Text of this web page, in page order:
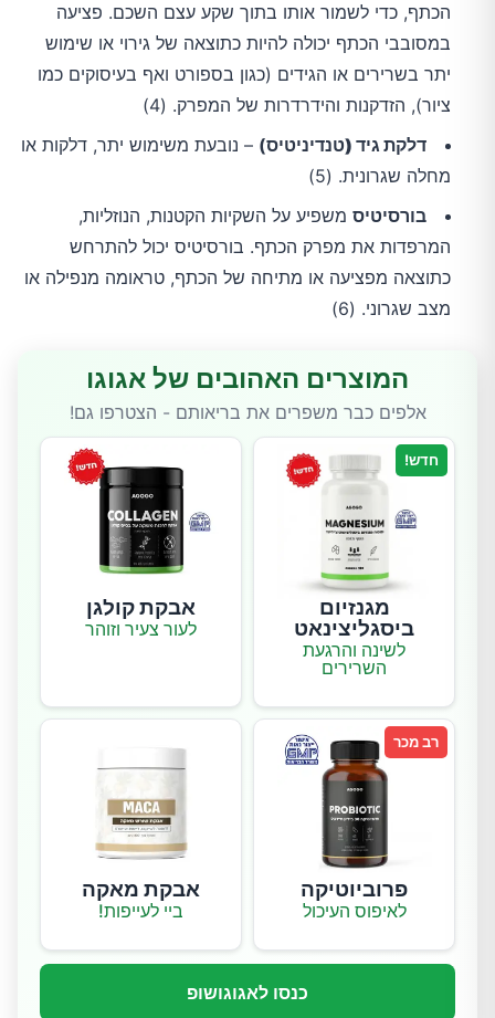
הכתף, כדי לשמור אותו בתוך שקע עצם השכם. פציעה
במסובבי הכתף יכולה להיות כתוצאה של גירוי או שימוש
יתר בשרירים או הגידים (כגון בספורט ואף בעיסוקים כמו
ציור), הזדקנות והידרדרות של המפרק. (4)
דלקת גיד (טנדיניטיס) – נובעת משימוש יתר, דלקות או
מחלה שגרונית. (5)
בורסיטיס משפיע על השקיות הקטנות, הנוזליות,
המרפדות את מפרק הכתף. בורסיטיס יכול להתרחש
כתוצאה מפציעה או מתיחה של הכתף, טראומה מנפילה או
מצב שגרוני. (6)
המוצרים האהובים של אגוגו
אלפים כבר משפרים את בריאותם - הצטרפו גם!
חדש!
מגנזיום
ביסגליצינאט
לשינה והרגעת
השרירים
אבקת קולגן
לעור צעיר וזוהר
רב מכר
פרוביוטיקה
לאיפוס העיכול
אבקת מאקה
ביי לעייפות!
כנסו לאגוגושופ